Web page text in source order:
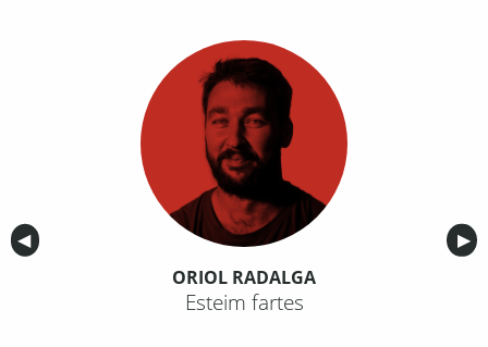
Anterior
◀︎ ▶︎
ORIOL RADALGA
Esteim fartes